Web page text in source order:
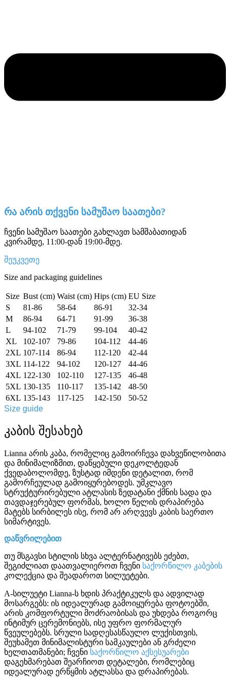
რა არის თქვენი სამუშაო საათები?
ჩვენი სამუშაო საათები გახლავთ სამშაბათიდან
კვირამდე, 11:00-დან 19:00-მდე.
შეუკვეთე
Size and packaging guidelines
Size Bust (cm) Waist (cm) Hips (cm) EU Size
S
81-86 58-64 86-91
32-34
M
86-94 64-71 91-99
36-38
L
94-102 71-79 99-104
40-42
XL
102-107 79-86 104-112
44-46
2XL 107-114 86-94 112-120
42-44
3XL 114-122 94-102 120-127
44-46
4XL 122-130 102-110 127-135
46-48
5XL 130-135 110-117 135-142
48-50
6XL 135-143 117-125 142-150
50-52
Size guide
კაბის შესახებ
Lianna არის კაბა, რომელიც გამოირჩევა დახვეწილობითა
და მინიმალიზმით, დაწყებული დეკოლტედან
ქვედაბოლომდე, ზუსტად იმდენი დეტალით, რომ
გამორჩეულად გამოიყურებოდეს. უმკლავო
სტრუქტურირებული ატლასის ზედატანი ქმნის სადა და
თავდაჯერებულ ფორმას, ხოლო წელის დრაპირება
მატებს სირბილეს ისე, რომ არ არღვევს კაბის საერთო
სიმარტივეს.
დაწვრილებით
თუ მსგავსი სტილის სხვა ალტერნატივებს ეძებთ,
შეგიძლიათ დაათვალიეროთ ჩვენი საქორწილო კაბების
კოლექცია და შეადაროთ სილუეტები.
A-სილუეტი Lianna-ს ხდის პრაქტიკულს და ადვილად
მოსარგებს: ის იდეალურად გამოიყურება ფოტოებში,
არის კომფორტული მოძრაობისას და უხდება როგორც
ინტიმურ ცერემონიებს, ისე უფრო ფორმალურ
წვეულებებს. სრული სადღესასწაულო ლუქისთვის,
შეუხამეთ მინიმალისტური სამკაულები ან გრძელი
ხელთათმანები; ჩვენი საქორწილო აქსესუარები
დაგეხმარებათ შეარჩიოთ დეტალები, რომლებიც
იდეალურად ერწყმის ატლასსა და დრაპირებას.